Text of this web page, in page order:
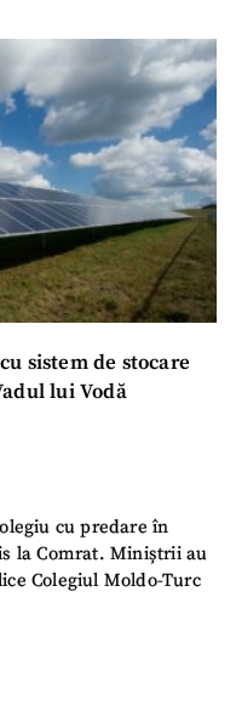
sistem de stocare
lui Vodă
cu predare în
la Comrat. Miniștrii au
Colegiul Moldo-Turc